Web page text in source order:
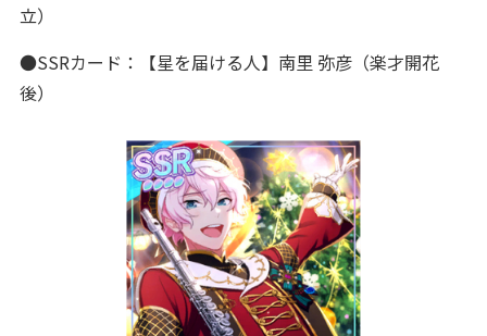
立）
●SSRカード：【星を届ける人】南里 弥彦（楽才開花
後）